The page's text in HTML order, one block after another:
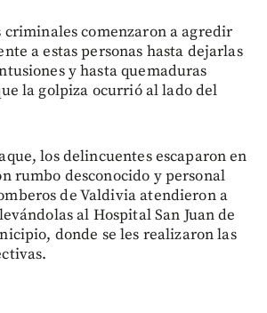
criminales comenzaron a agredir
a estas personas hasta dejarlas
y hasta quemaduras
la golpiza ocurrió al lado del
los delincuentes escaparon en
rumbo desconocido y personal
de Valdivia atendieron a
al Hospital San Juan de
donde se les realizaron las